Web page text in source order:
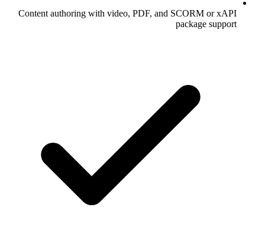
Content authoring with video, PDF, and SCORM or xAPI
package support